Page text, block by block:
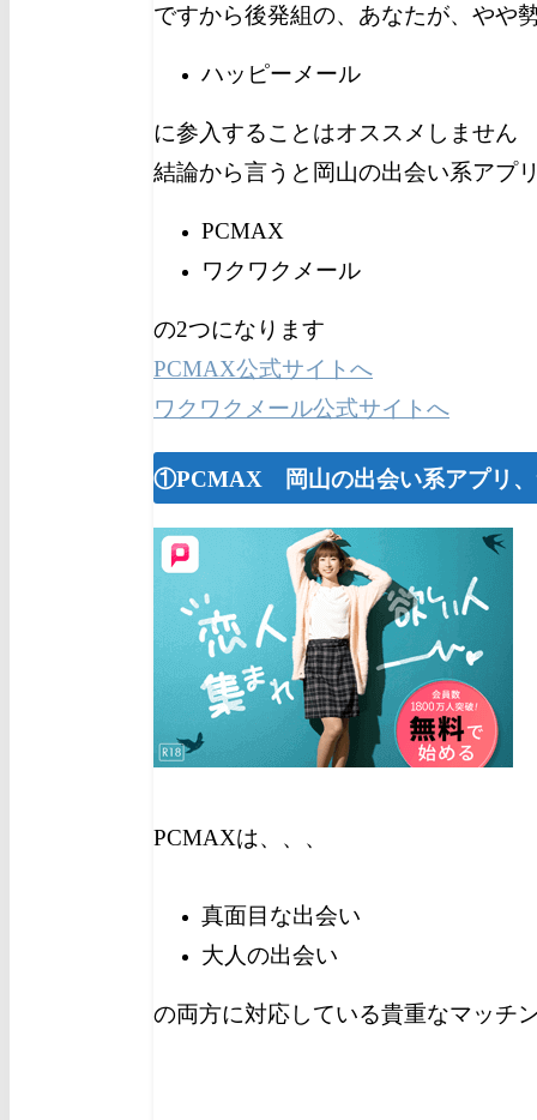
ですから後発組の、あなたが、やや
ハッピーメール
に参入することはオススメしません
結論から言うと岡山の出会い系アプ
PCMAX
ワクワクメール
の2つになります
PCMAX公式サイトへ
ワクワクメール公式サイトへ
①PCMAX 岡山の出会い系アプリ
PCMAXは、、、
真面目な出会い
大人の出会い
の両方に対応している貴重なマッチ